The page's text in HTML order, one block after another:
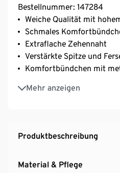
Bestellnummer: 147284
Weiche Qualität mit
Schmales
Extraflache Zehennaht
Verstärkte Spitze und
Komfortbündchen mit
Mehr anzeigen
1 Paar mit dekorativer
Mit Elasthan:
Produktbeschreibung
Material & Pflege